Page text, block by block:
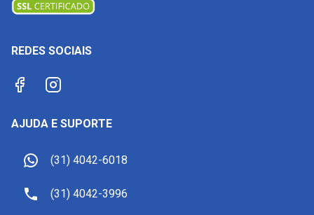
REDES SOCIAIS
AJUDA E SUPORTE
(31) 4042-6018
(31) 4042-3996